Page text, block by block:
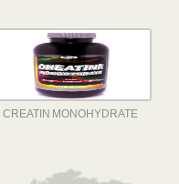
CREATIN MONOHYDRATE